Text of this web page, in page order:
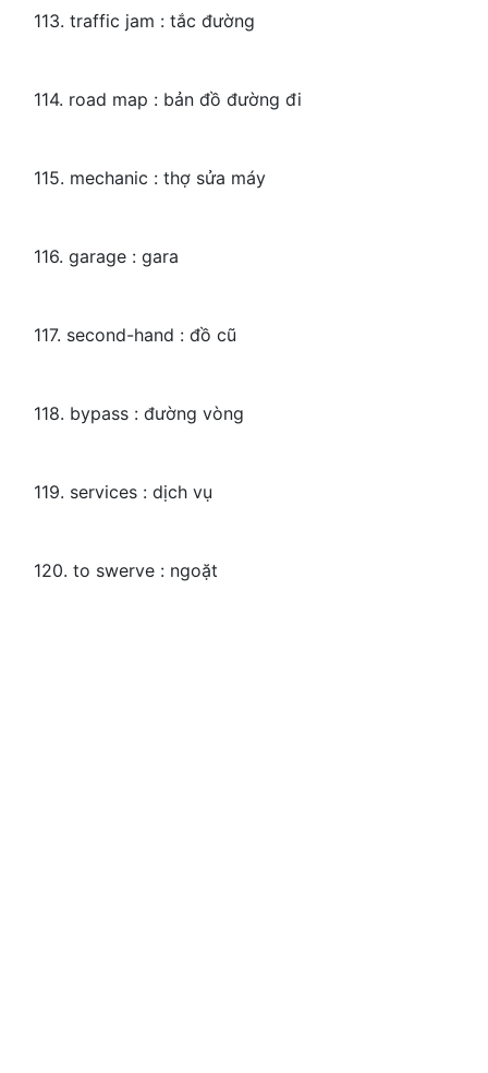
113. traffic jam : tắc đường
114. road map : bản đồ đường đi
115. mechanic : thợ sửa máy
116. garage : gara
117. second-hand : đồ cũ
118. bypass : đường vòng
119. services : dịch vụ
120. to swerve : ngoặt